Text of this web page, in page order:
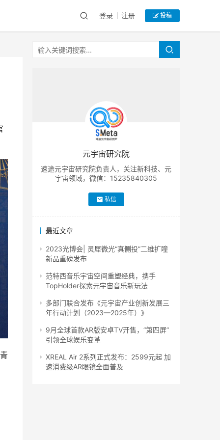
登录 注册 投稿
元宇宙研究院
速途元宇宙研究院负责人，关注新科技、元
宇宙领域，微信：15235840305
私信
最近文章
2023光博会| 灵犀微光“真侧投”二维扩瞳
新品重磅发布
范特西音乐宇宙空间重塑经典，携手
TopHolder探索元宇宙音乐新玩法
多部门联合发布《元宇宙产业创新发展三
年行动计划（2023—2025年）》
9月全球首款AR版安卓TV开售，“第四屏”
引领全球娱乐变革
XREAL Air 2系列正式发布：2599元起 加
速消费级AR眼镜全面普及